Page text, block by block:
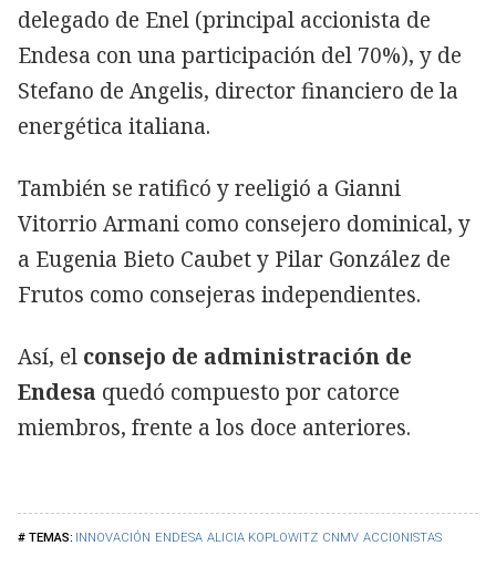
INNOVACIÓN ENDESA ALICIA KOPLOWITZ CNMV ACCIONISTAS
delegado de Enel (principal accionista de
Endesa con una participación del 70%), y de
Stefano de Angelis, director financiero de la
energética italiana.
También se ratificó y reeligió a Gianni
Vitorrio Armani como consejero dominical, y
a Eugenia Bieto Caubet y Pilar González de
Frutos como consejeras independientes.
Así, el consejo de administración de
Endesa quedó compuesto por catorce
miembros, frente a los doce anteriores.